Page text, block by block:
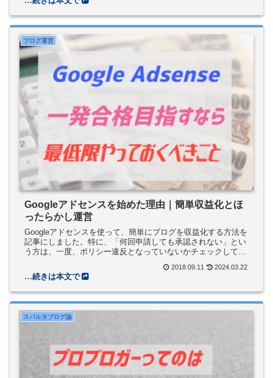
ブログ運営
Googleアドセンスを始めた理由｜簡単収益化とほ
ったらかし運営
Googleアドセンスを使って、簡単にブログを収益化する方法を
記事にしました。特に、「何回申請しても承認されない」とい
う方は、一度、ポリシー違反となっていないかチェックしてみ
たら承認されやすいか」というところをまとめてみました。
2018.09.11 2024.03.22
スパルタブログ論